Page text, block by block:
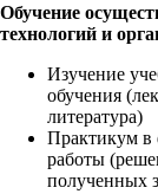
Обучение
технологий и
Изучение
обучения
литература)
Практикум в
работы
полученных